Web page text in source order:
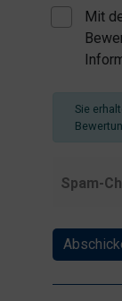
Mit
Sie
Spam-